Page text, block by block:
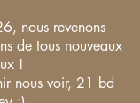
nous revenons
de tous nouveaux
!
nous voir, 21 bd